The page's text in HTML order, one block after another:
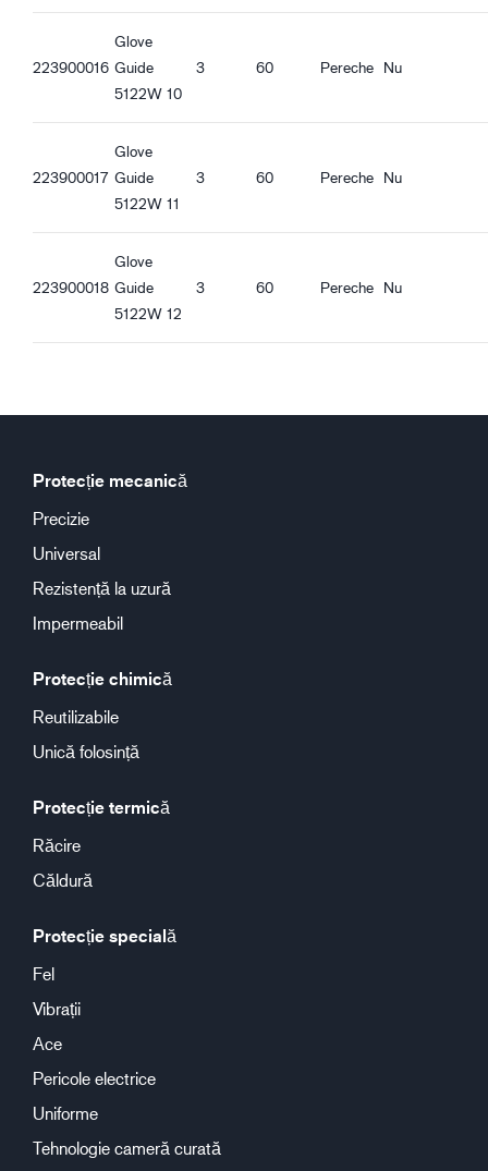
223900016
Glove
Guide
5122W 10
3 60 Pereche Nu
223900017
Glove
Guide
5122W 11
3 60 Pereche Nu
223900018
Glove
Guide
5122W 12
3 60 Pereche Nu
Protecție mecanică
Precizie
Universal
Rezistență la uzură
Impermeabil
Protecție chimică
Reutilizabile
Unică folosință
Protecție termică
Răcire
Căldură
Protecție specială
Fel
Vibrații
Ace
Pericole electrice
Uniforme
Tehnologie cameră curată